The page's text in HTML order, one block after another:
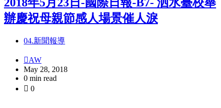
2018年5月23日-國際日報-B7- 泗水臺校舉
辦慶祝母親節感人場景催人淚
04.新聞報導
AW
May 28, 2018
0 min read
0